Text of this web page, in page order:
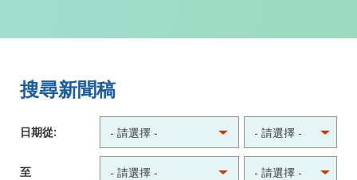
搜尋新聞稿
日期從:
至